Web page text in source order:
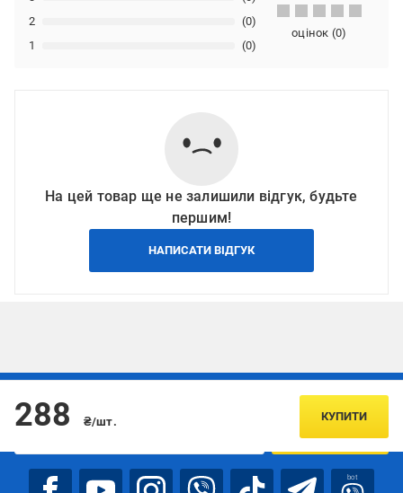
1 (0)
2 (0)
оцінок (0)
На цей товар ще не залишили відгук, будьте
першим!
НАПИСАТИ ВІДГУК
288 ₴/шт. КУПИТИ
Підписуйтесь, щоб дізнаватись першим про акції та пропозиції
ПІДПИСАТИСЯ
bot